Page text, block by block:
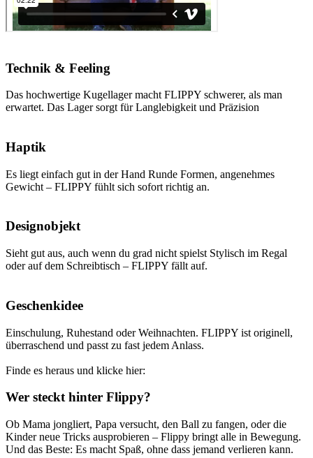
Technik & Feeling
Das hochwertige Kugellager macht FLIPPY schwerer, als man
erwartet. Das Lager sorgt für Langlebigkeit und Präzision
Haptik
Es liegt einfach gut in der Hand Runde Formen, angenehmes
Gewicht – FLIPPY fühlt sich sofort richtig an.
Designobjekt
Sieht gut aus, auch wenn du grad nicht spielst Stylisch im Regal
oder auf dem Schreibtisch – FLIPPY fällt auf.
Geschenkidee
Einschulung, Ruhestand oder Weihnachten. FLIPPY ist originell,
überraschend und passt zu fast jedem Anlass.
Finde es heraus und klicke hier:
Wer steckt hinter Flippy?
Ob Mama jongliert, Papa versucht, den Ball zu fangen, oder die
Kinder neue Tricks ausprobieren – Flippy bringt alle in Bewegung.
Und das Beste: Es macht Spaß, ohne dass jemand verlieren kann.